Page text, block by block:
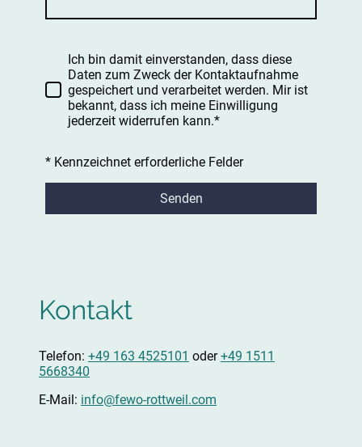
Ich bin damit einverstanden, dass diese
Daten zum Zweck der Kontaktaufnahme
gespeichert und verarbeitet werden. Mir ist
bekannt, dass ich meine Einwilligung
jederzeit widerrufen kann.*
* Kennzeichnet erforderliche Felder
Senden
Kontakt
Telefon: +49 163 4525101 oder+49 1511
5668340
E-Mail: info@fewo-rottweil.com